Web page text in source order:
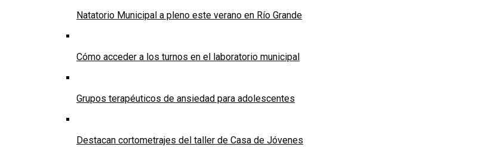
Natatorio Municipal a pleno este verano en Río Grande
Cómo acceder a los turnos en el laboratorio municipal
Grupos terapéuticos de ansiedad para adolescentes
Destacan cortometrajes del taller de Casa de Jóvenes